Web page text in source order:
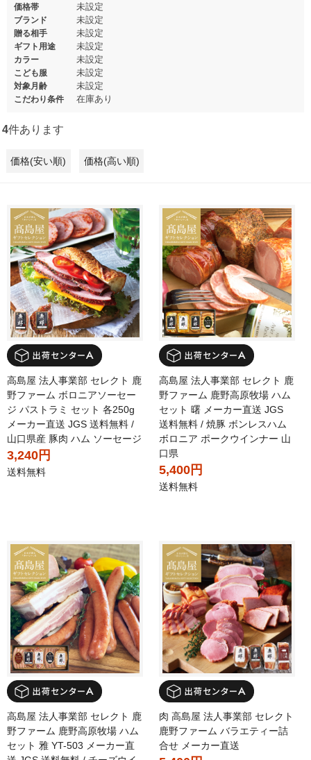
価格帯 未設定
ブランド 未設定
贈る相手 未設定
ギフト用途 未設定
カラー 未設定
こども服 未設定
対象月齢 未設定
こだわり条件 在庫あり
4件あります
価格(安い順) 価格(高い順)
高島屋 法人事業部 セレクト 鹿
野ファーム ボロニアソーセー
ジ パストラミ セット 各250g
メーカー直送 JGS 送料無料 /
山口県産 豚肉 ハム ソーセージ
3,240円
送料無料
高島屋 法人事業部 セレクト 鹿
野ファーム 鹿野高原牧場 ハム
セット 曙 メーカー直送 JGS
送料無料 / 焼豚 ボンレスハム
ボロニア ポークウインナー 山
口県
5,400円
送料無料
高島屋 法人事業部 セレクト 鹿
野ファーム 鹿野高原牧場 ハム
セット 雅 YT-503 メーカー直
肉 高島屋 法人事業部 セレクト
鹿野ファーム バラエティー詰
合せ メーカー直送